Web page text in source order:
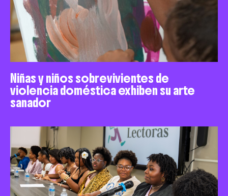
Niñas y niños sobrevivientes de
violencia doméstica exhiben su arte
sanador